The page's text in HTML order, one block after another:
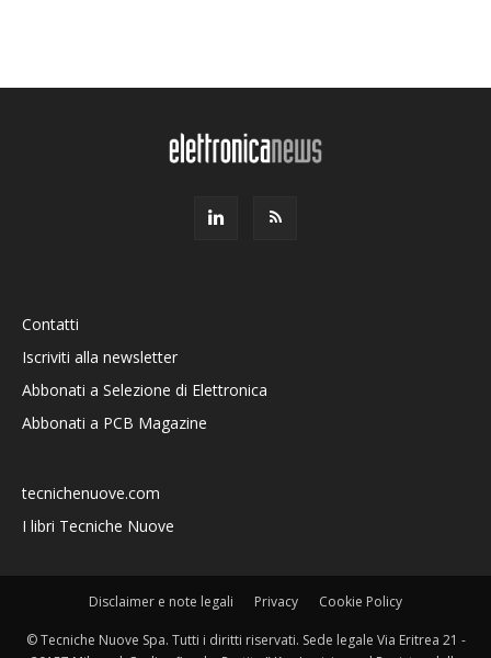
Contatti
Iscriviti alla newsletter
Abbonati a Selezione di Elettronica
Abbonati a PCB Magazine
tecnichenuove.com
I libri Tecniche Nuove
Disclaimer e note legali Privacy Cookie Policy
© Tecniche Nuove Spa. Tutti i diritti riservati. Sede legale Via Eritrea 21 -